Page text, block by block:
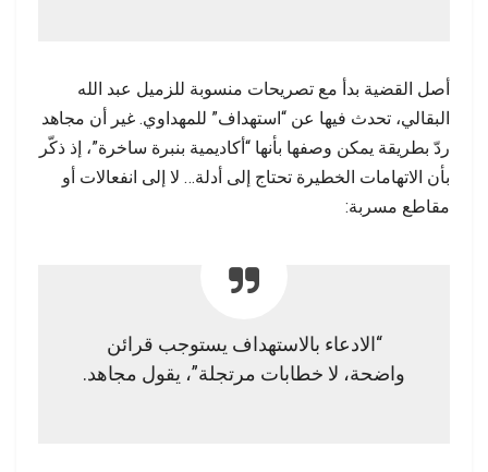
أصل القضية بدأ مع تصريحات منسوبة للزميل عبد الله
البقالي، تحدث فيها عن “استهداف” للمهداوي. غير أن مجاهد
ردّ بطريقة يمكن وصفها بأنها “أكاديمية بنبرة ساخرة”، إذ ذكّر
بأن الاتهامات الخطيرة تحتاج إلى أدلة… لا إلى انفعالات أو
مقاطع مسربة:
“الادعاء بالاستهداف يستوجب قرائن
واضحة، لا خطابات مرتجلة”، يقول مجاهد.